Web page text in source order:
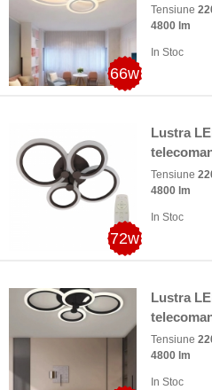
66w
Tensiune
4800 lm
In Stoc
72w
Lustra
Tensiune
4800 lm
In Stoc
Lustra
Tensiune
4800 lm
In Stoc